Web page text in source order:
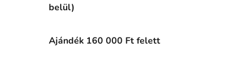
belül)
Ajándék 160 000 Ft felett